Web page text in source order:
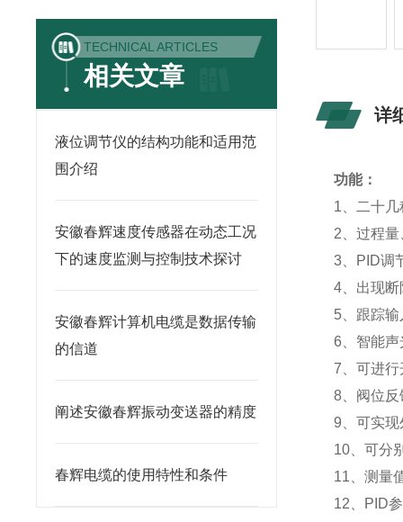
TECHNICAL ARTICLES
相关文章
液位调节仪的结构功能和适用范
围介绍
安徽春辉速度传感器在动态工况
下的速度监测与控制技术探讨
安徽春辉计算机电缆是数据传输
的信道
阐述安徽春辉振动变送器的精度
春辉电缆的使用特性和条件
详
功能：
1、二十
2、过程
3、PID调
4、出现
5、跟踪
6、智能
7、可进
8、阀位
9、可实
10、可分
11、测量
12、PID